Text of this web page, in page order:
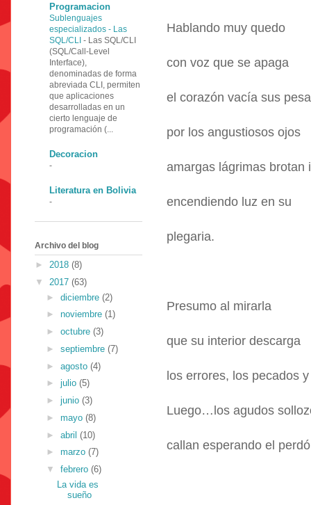
Hablando muy quedo
con voz que se apaga
el corazón vacía sus
por los angustiosos ojos
amargas lágrimas brotan
encendiendo luz en su
plegaria.
Presumo al mirarla
que su interior descarga
los errores, los pecados
Luego…los agudos
callan esperando el
Programacion
Sublenguajes
especializados - Las
SQL/CLI - Las SQL/CLI
(SQL/Call-Level
Interface),
denominadas de forma
abreviada CLI, permiten
que aplicaciones
desarrolladas en un
cierto lenguaje de
programación (...
Decoracion
-
Literatura en Bolivia
-
Archivo del blog
► 2018 (8)
▼ 2017 (63)
► diciembre (2)
► noviembre (1)
► octubre (3)
► septiembre (7)
► agosto (4)
► julio (5)
► junio (3)
► mayo (8)
► abril (10)
► marzo (7)
▼ febrero (6)
La vida es
sueño